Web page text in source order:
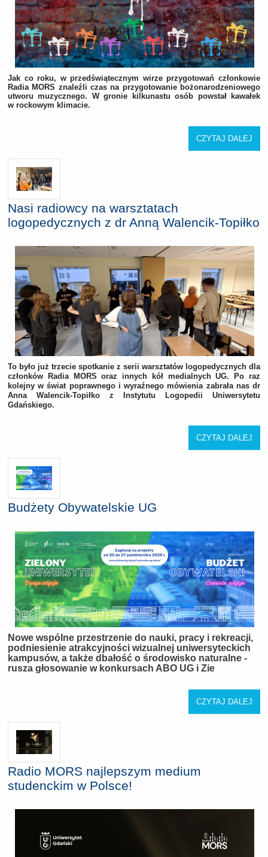
Jak co roku, w przedświątecznym wirze przygotowań członkowie
Radia MORS znaleźli czas na przygotowanie bożonarodzeniowego
utworu muzycznego. W gronie kilkunastu osób powstał kawałek
w rockowym klimacie.
CZYTAJ DALEJ
Nasi radiowcy na warsztatach
logopedycznych z dr Anną Walencik-Topiłko
To było już trzecie spotkanie z serii warsztatów logopedycznych dla
członków Radia MORS oraz innych kół medialnych UG. Po raz
kolejny w świat poprawnego i wyraźnego mówienia zabrała nas dr
Anna Walencik-Topiłko z Instytutu Logopedii Uniwersytetu
Gdańskiego.
CZYTAJ DALEJ
Budżety Obywatelskie UG
Nowe wspólne przestrzenie do nauki, pracy i rekreacji,
podniesienie atrakcyjności wizualnej uniwersyteckich
kampusów, a także dbałość o środowisko naturalne -
rusza głosowanie w konkursach ABO UG i Zie
CZYTAJ DALEJ
Radio MORS najlepszym medium
studenckim w Polsce!